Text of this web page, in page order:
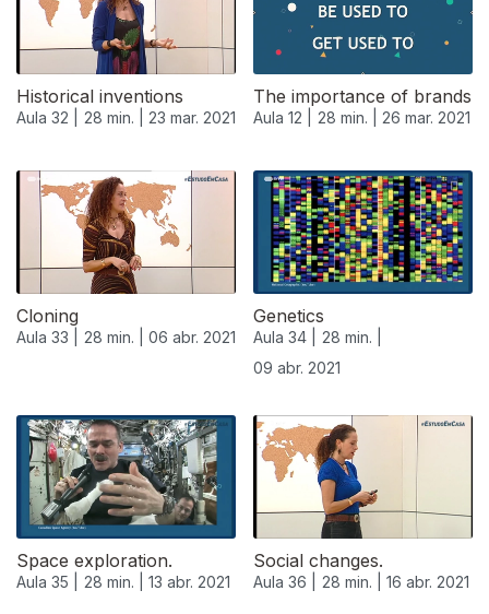
Historical inventions
Aula 32 | 28 min. | 23 mar. 2021
The importance of brands
Aula 12 | 28 min. | 26 mar. 2021
Cloning
Aula 33 | 28 min. | 06 abr. 2021
Genetics
Aula 34 |
28 min. |
09 abr. 2021
535818
Space exploration.
Aula 35 | 28 min. | 13 abr. 2021
Social changes.
Aula 36 | 28 min. | 16 abr. 2021